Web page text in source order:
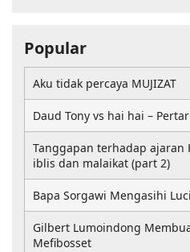
Popular
Aku tidak percaya MUJIZAT
Daud Tony vs hai hai –
Tanggapan terhadap ajaran
iblis dan malaikat (part 2)
Bapa Sorgawi Mengasihi
Gilbert Lumoindong
Mefibosset